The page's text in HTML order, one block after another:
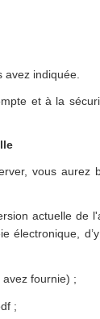
indiquée.
et à la
vous aurez
actuelle de
électronique,
fournie) ;
;